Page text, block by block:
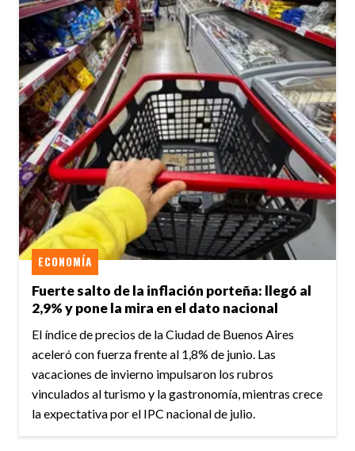
Fuerte salto de la inflación porteña: llegó al
2,9% y pone la mira en el dato nacional
ECONOMÍA
El índice de precios de la Ciudad de Buenos Aires
aceleró con fuerza frente al 1,8% de junio. Las
vacaciones de invierno impulsaron los rubros
vinculados al turismo y la gastronomía, mientras crece
la expectativa por el IPC nacional de julio.